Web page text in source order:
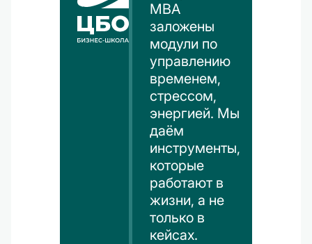
MBA
заложены
модули по
управлению
временем,
стрессом,
энергией. Мы
даём
инструменты,
которые
работают в
жизни, а не
только в
кейсах.